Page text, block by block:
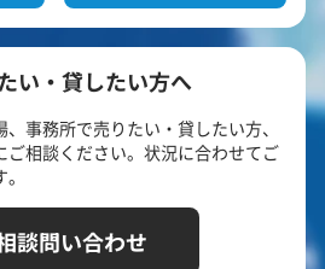
い・貸したい方へ
事務所で売りたい・貸したい方、
ご相談ください。状況に合わせてご
談問い合わせ